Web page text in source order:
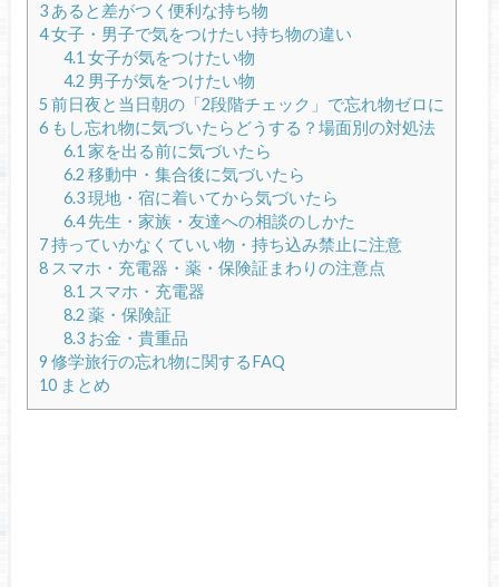
3あると差がつく便利な持ち物
4女子・男子で気をつけたい持ち物の違い
4.1女子が気をつけたい物
4.2 男子が気をつけたい物
5 前日夜と当日朝の「2段階チェック」で忘れ物ゼロに
6もし忘れ物に気づいたらどうする？場面別の対処法
6.1家を出る前に気づいたら
6.2 移動中・集合後に気づいたら
6.3現地・宿に着いてから気づいたら
6.4先生・家族・友達への相談のしかた
7持っていかなくていい物・持ち込み禁止に注意
8スマホ・充電器・薬・保険証まわりの注意点
8.1スマホ・充電器
8.2 薬・保険証
8.3お金・貴重品
9 修学旅行の忘れ物に関するFAQ
10まとめ